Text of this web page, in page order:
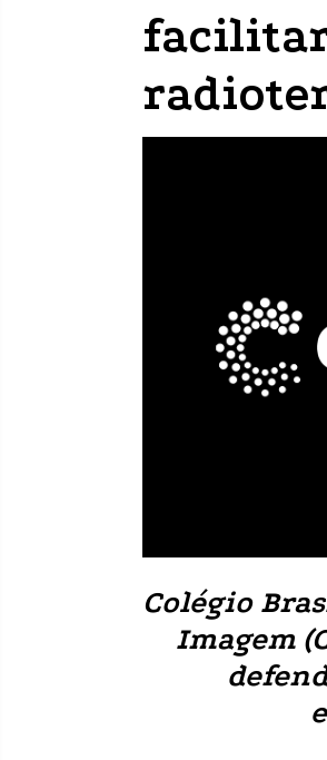
facilitar
Colégio
Imagem